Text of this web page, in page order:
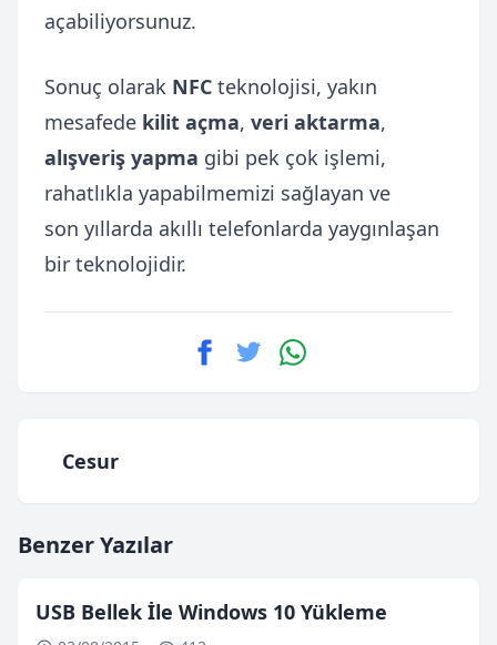
açabiliyorsunuz.
Sonuç olarak NFC teknolojisi, yakın
mesafede kilit açma, veri aktarma,
alışveriş yapma gibi pek çok işlemi,
rahatlıkla yapabilmemizi sağlayan ve
son yıllarda akıllı telefonlarda yaygınlaşan
bir teknolojidir.
Cesur
Benzer Yazılar
USB Bellek İle Windows 10 Yükleme